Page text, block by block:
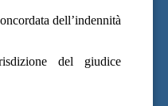
dell’indennità
del giudice